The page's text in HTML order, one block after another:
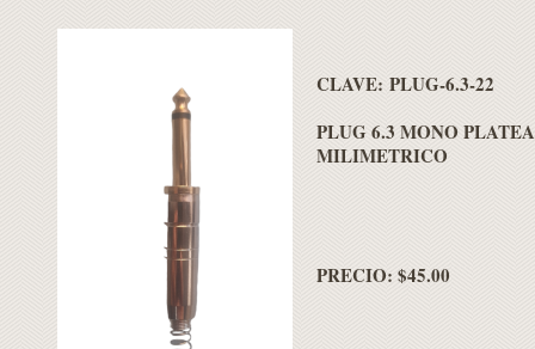
CLAVE: PLUG-6.3-22
PLUG 6.3 MONO
MILIMETRICO
PRECIO: $45.00